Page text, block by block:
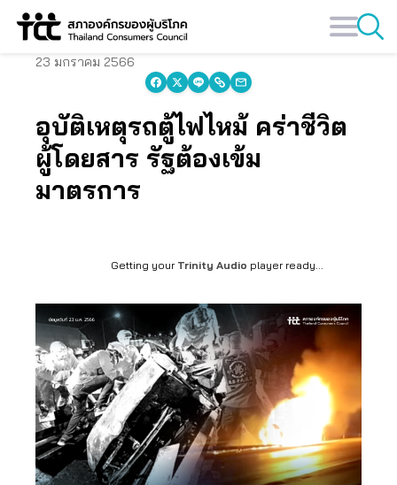
Skip
23 มกราคม 2566
อุบัติเหตุรถตู้ไฟไหม้ คร่าชีวิต
ผู้โดยสาร รัฐต้องเข้ม
มาตรการ
Getting your Trinity Audio player ready...